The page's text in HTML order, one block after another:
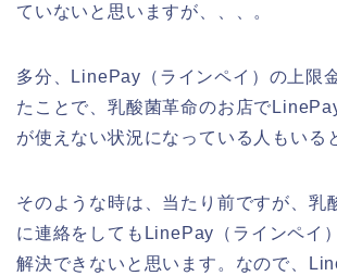
ていないと思いますが、、、。
多分、LinePay（ラインペイ）の上限
たことで、乳酸菌革命のお店で
が使えない状況になっている人もいる
そのような時は、当たり前ですが、乳
に連絡をしてもLinePay（ラインペイ
解決できないと思います。なので、